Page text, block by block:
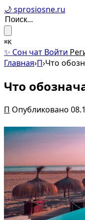
🌙 sprosiosne.ru
⌘K
✨ Сон чат Войти
Главная›П›Что
Что
П Опубликовано